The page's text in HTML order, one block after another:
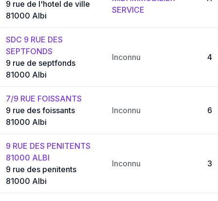
9 rue de l'hotel de ville
81000 Albi
SERVICE
SDC 9 RUE DES
SEPTFONDS
9 rue de septfonds
81000 Albi
Inconnu 4
7/9 RUE FOISSANTS
9 rue des foissants
81000 Albi
Inconnu 6
9 RUE DES PENITENTS
81000 ALBI
9 rue des penitents
81000 Albi
Inconnu 3